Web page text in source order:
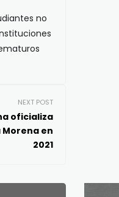
no
NEXT POST
oficializa
en
2021